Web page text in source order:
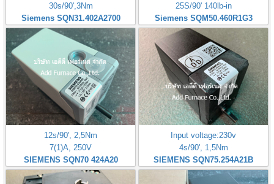
30s/90',3Nm
Siemens SQN31.402A2700
25S/90' 140lb-in
Siemens SQM50.460R1G3
12s/90', 2,5Nm
7(1)A, 250V
SIEMENS SQN70 424A20
Input voltage:230v
4s/90', 1,5Nm
SIEMENS SQN75.254A21B